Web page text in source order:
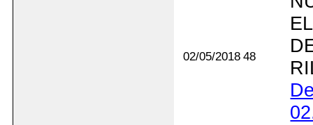
02/05/2018 48